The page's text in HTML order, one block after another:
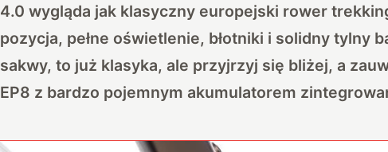
4.0 wygląda jak klasyczny europejski rower
pozycja, pełne oświetlenie, błotniki i solidny tylny
sakwy, to już klasyka, ale przyjrzyj się bliżej, a
EP8 z bardzo pojemnym akumulatorem